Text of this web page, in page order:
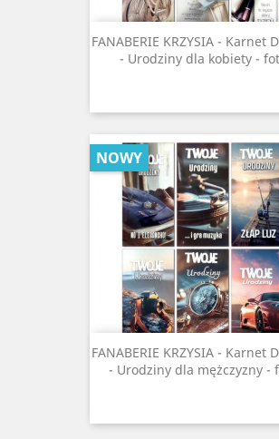
FANABERIE KRZYSIA - Karnet
- Urodziny dla kobiety -
FANABERIE KRZYSIA - Karnet
- Urodziny dla mężczyzny -
NOWY